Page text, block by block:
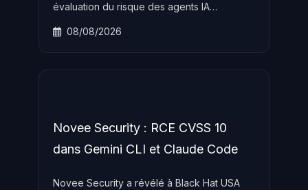
évaluation du risque des agents IA
requêtes KQL et recommandations de
08/08/2026
Novee Security : RCE CVSS 10
dans Gemini CLI et Claude Code
Novee Security a révélé à Black Hat USA